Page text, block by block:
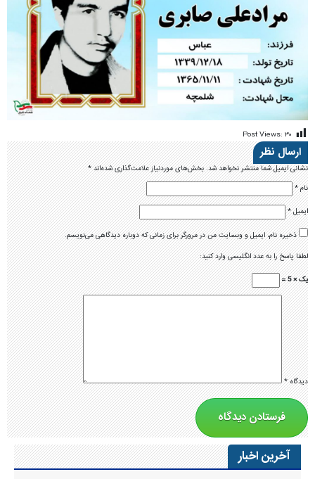
Post Views: ۳۰
ارسال نظر
نشانی ایمیل شما منتشر نخواهد شد.بخش‌های موردنیاز علامت‌گذاری شده‌اند*
نام*
ایمیل*
ذخیره نام، ایمیل و وبسایت من در مرورگر برای زمانی که دوباره دیدگاهی می‌نویسم.
لطفا پاسخ را به عدد انگلیسی وارد کنید:
یک × 5 =
دیدگاه*
آخرین اخبار